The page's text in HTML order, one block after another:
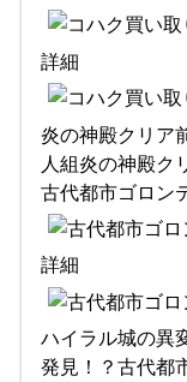
詳細
炎の神殿クリア
人組炎の神殿ク
古代都市ゴロン
詳細
ハイラル城の異
発見！？古代都